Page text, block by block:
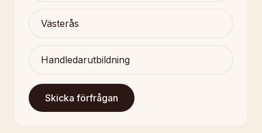
Skicka förfrågan